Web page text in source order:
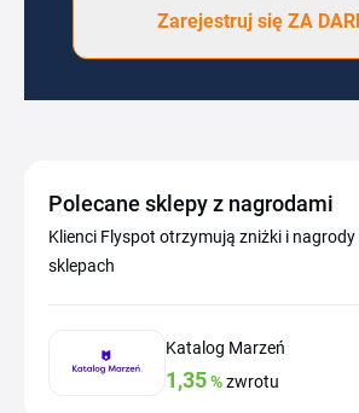
Zarejestruj się ZA
Polecane sklepy z nagrodami
Klienci Flyspot otrzymują zniżki i
sklepach
Katalog Marzeń
1,35%zwrotu